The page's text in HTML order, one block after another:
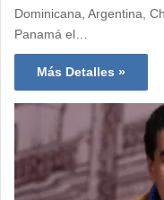
Dominicana, Argentina,
Panamá el…
Más Detalles »